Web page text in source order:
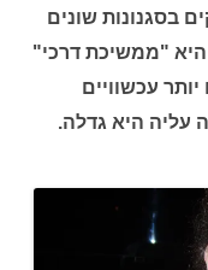
בסגנונות שונים
"ממשיכת דרכי"
עכשוויים
עליה היא גדלה.